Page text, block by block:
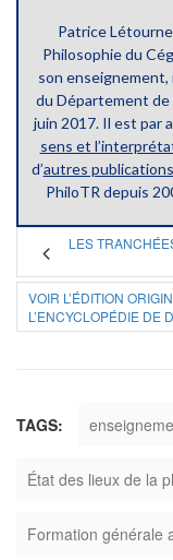
Patrice
Philosophie du
son enseignement,
du Département de
juin 2017. Il est par
sens et
d’autres publications
PhiloTR depuis
LES
VOIR L’ÉDITION
L’ENCYCLOPÉDIE DE
TAGS:
État des lieux de la
Formation générale